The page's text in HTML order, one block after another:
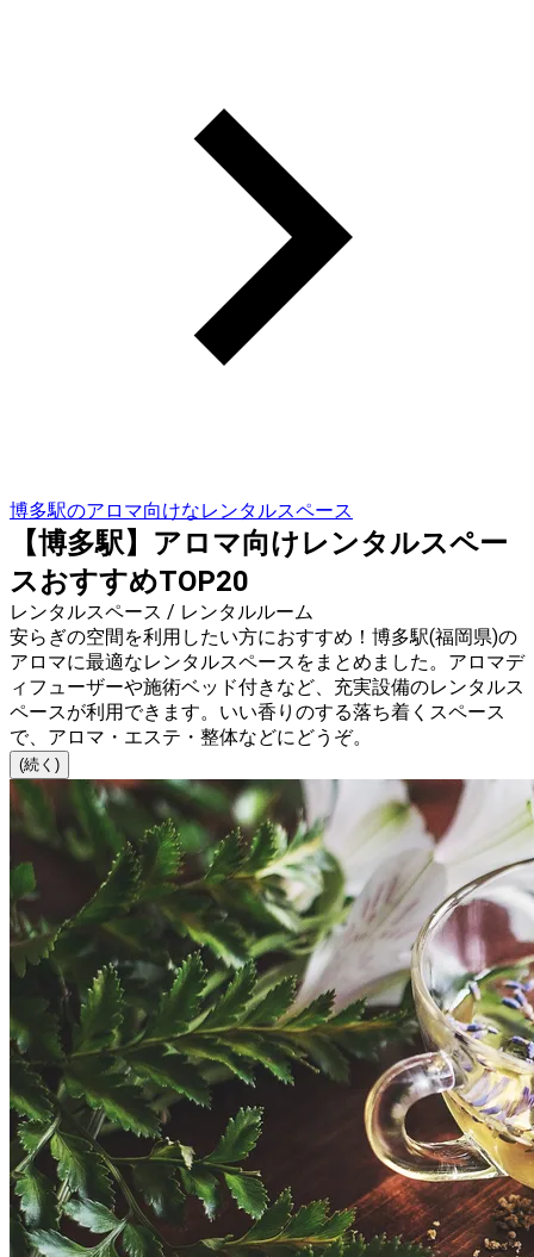
博多駅のアロマ向けなレンタルスペース
【博多駅】アロマ向けレンタルスペー
スおすすめTOP20
レンタルスペース / レンタルルーム
安らぎの空間を利用したい方におすすめ！博多駅(福岡県)の
アロマに最適なレンタルスペースをまとめました。アロマデ
ィフューザーや施術ベッド付きなど、充実設備のレンタルス
ペースが利用できます。いい香りのする落ち着くスペース
で、アロマ・エステ・整体などにどうぞ。
(続く)